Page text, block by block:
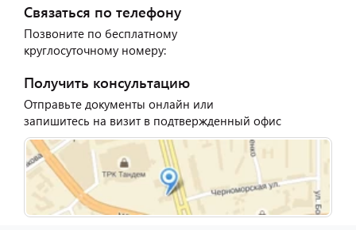
Связаться по телефону
Позвоните по бесплатному
круглосуточному номеру:
Получить консультацию
Отправьте документы онлайн или
запишитесь на визит в подтвержденный офис